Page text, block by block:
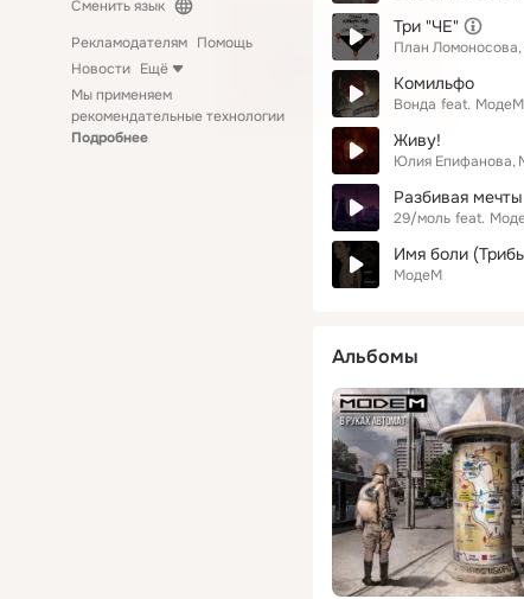
Сменить язык
Рекламодателям Помощь
Новости Ещё
Мы применяем
рекомендательные технологии
Подробнее
Три "ЧE"
План Ломоносова
Комильфо
Вонда feat. МодеМ
Живу!
Юлия Епифанова
Разбивая мечты
29/моль feat.
Имя боли
МодеМ
Альбомы